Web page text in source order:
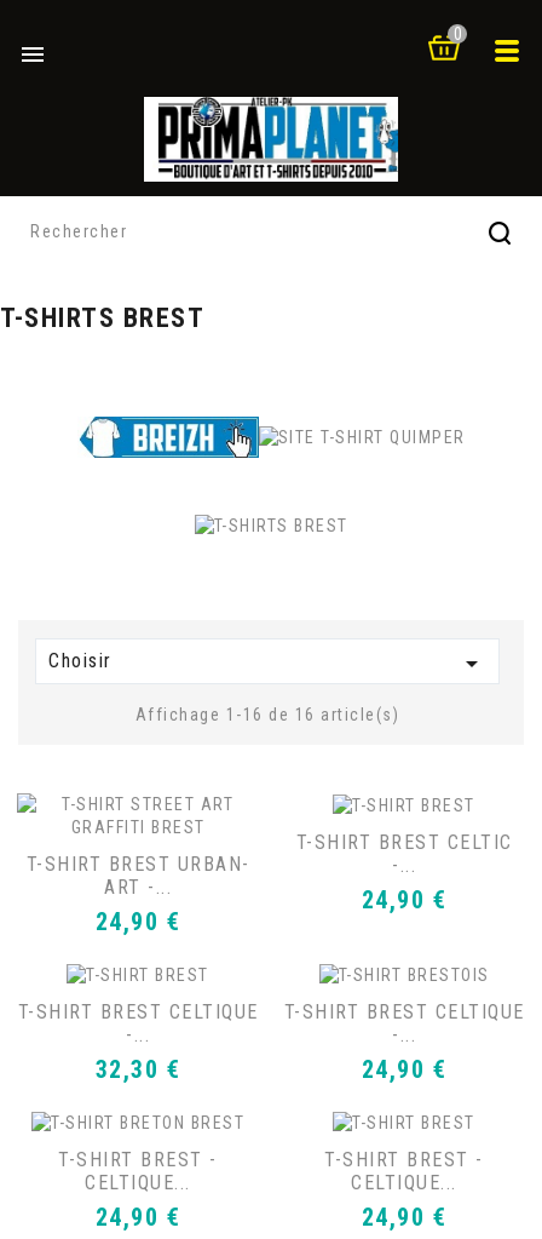

0
T-SHIRTS BREST
Choisir 
Affichage 1-16 de 16 article(s)
T-SHIRT BREST URBAN-
ART -...
Prix
24,90 €
T-SHIRT BREST CELTIC
-...
Prix
24,90 €
T-SHIRT BREST CELTIQUE
-...
Prix
32,30 €
T-SHIRT BREST CELTIQUE
-...
Prix
24,90 €
T-SHIRT BREST -
CELTIQUE...
Prix
24,90 €
T-SHIRT BREST -
CELTIQUE...
Prix
24,90 €